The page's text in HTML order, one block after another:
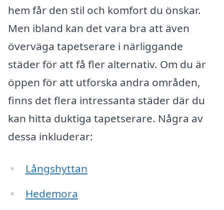
hem får den stil och komfort du önskar.
Men ibland kan det vara bra att även
överväga tapetserare i närliggande
städer för att få fler alternativ. Om du är
öppen för att utforska andra områden,
finns det flera intressanta städer där du
kan hitta duktiga tapetserare. Några av
dessa inkluderar:
Långshyttan
Hedemora